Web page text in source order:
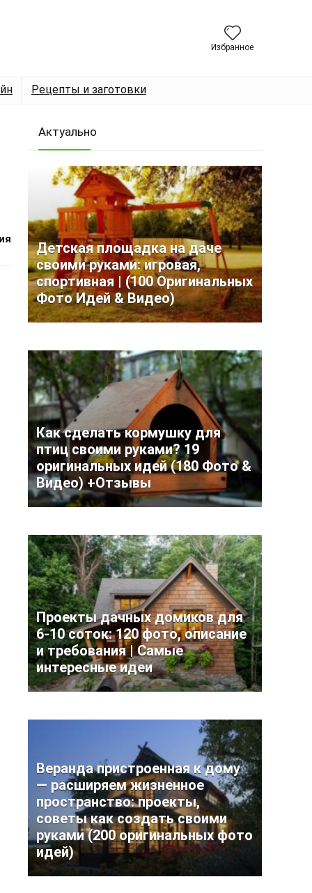
Избранное
Рецепты и заготовки
Актуально
Детская площадка на даче
своими руками: игровая,
спортивная | (100 Оригинальных
Фото Идей & Видео)
Как сделать кормушку для
птиц своими руками? 19
оригинальных идей (180 Фото &
Видео) +Отзывы
Проекты дачных домиков для
6-10 соток: 120 фото, описание
и требования | Самые
интересные идеи
Веранда пристроенная к дому
— расширяем жизненное
пространство: проекты,
советы как создать своими
руками (200 оригинальных фото
идей)